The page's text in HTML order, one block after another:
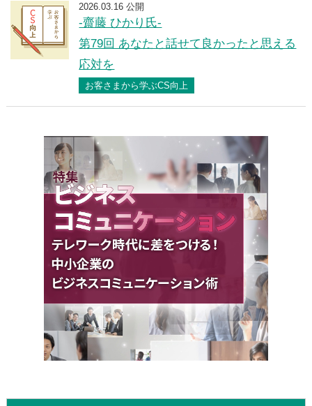
2026.03.16 公開
-齋藤 ひかり氏-
第79回 あなたと話せて良かったと思える
応対を
お客さまから学ぶCS向上